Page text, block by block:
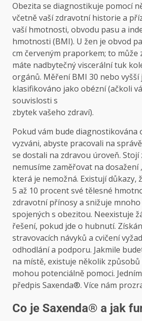
Obezita se diagnostikuje pomocí
včetně vaší zdravotní historie a
vaší hmotnosti, obvodu pasu a
hmotnosti (BMI). U žen je obvod
cm červeným praporkem; to může
máte nadbytečný viscerální tuk
orgánů. Měření BMI 30 nebo vyšší
klasifikováno jako obézní (ačkoli
souvislosti s
zbytek vašeho zdraví).
Pokud vám bude diagnostikována
vyzváni, abyste pracovali na
se dostali na zdravou úroveň. Stojí
nemusíme zaměřovat na dosažení
která je nemožná. Existují důkazy,
5 až 10 procent své tělesné
zdravotní přínosy a snižuje
spojených s obezitou. Neexistuje
řešení, pokud jde o hubnutí.
stravovacích návyků a cvičení
odhodlání a podporu. Jakmile
na místě, existuje několik
mohou potenciálně pomoci.
předpis Saxenda®. Více nám
Co je Saxenda® a jak